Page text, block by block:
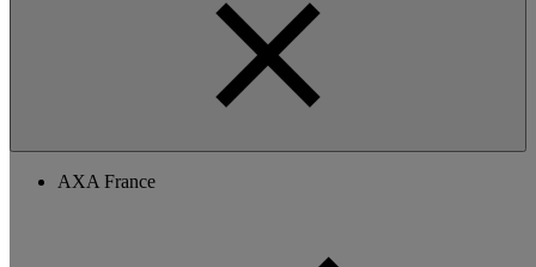
AXA France